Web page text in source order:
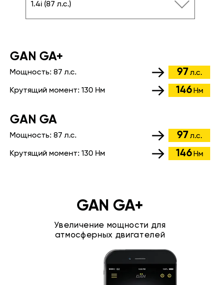
1.4i (87 л.с.)
GАN GA+
Мощность: 87 л.с. 97 л.с.
Крутящий момент: 130 Нм 146 Нм
GАN GA
Мощность: 87 л.с. 97 л.с.
Крутящий момент: 130 Нм 146 Нм
GAN GA+
Увеличение мощности для
атмосферных двигателей